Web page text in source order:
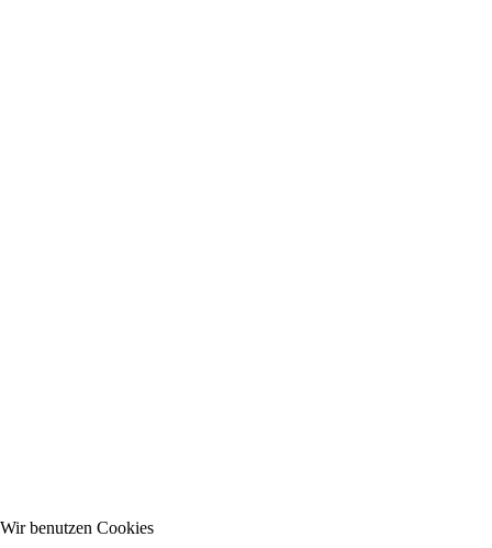
Wir benutzen Cookies